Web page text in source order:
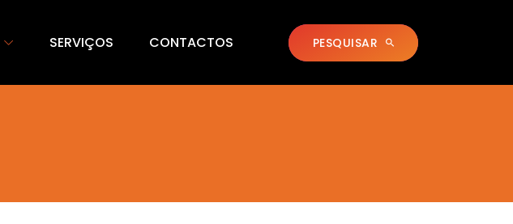
SERVIÇOS CONTACTOS PESQUISAR